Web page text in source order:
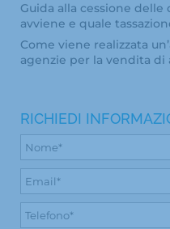
Guida alla cessione
avviene e quale
Come viene realizzata
agenzie per la vendita
RICHIEDI